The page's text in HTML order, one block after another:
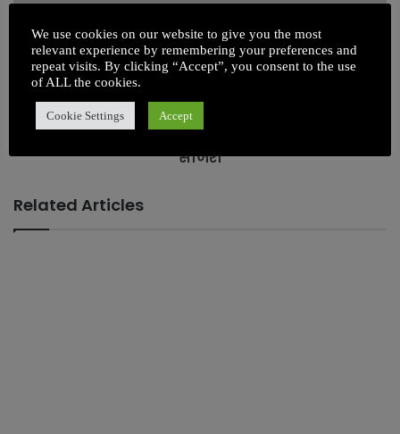
साजरी
Related Articles
We use cookies on our website to give you the most
relevant experience by remembering your preferences and
repeat visits. By clicking “Accept”, you consent to the use
of ALL the cookies.
Cookie Settings Accept